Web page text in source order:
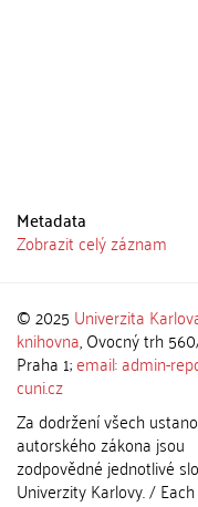
Metadata
Zobrazit celý záznam
© 2025 Univerzita
knihovna, Ovocný trh
Praha 1;email: admin-
cuni.cz
Za dodržení všech
autorského zákona jsou
zodpovědné jednotlivé
Univerzity Karlovy. / Each